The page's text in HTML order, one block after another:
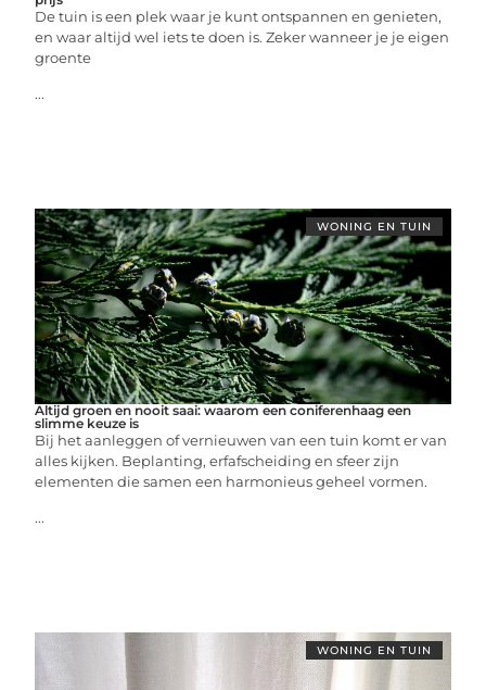
De tuin is een plek waar je kunt ontspannen en genieten,
en waar altijd wel iets te doen is. Zeker wanneer je je eigen
groente
...
WONING EN TUIN
Altijd groen en nooit saai: waarom een coniferenhaag een
slimme keuze is
Bij het aanleggen of vernieuwen van een tuin komt er van
alles kijken. Beplanting, erfafscheiding en sfeer zijn
elementen die samen een harmonieus geheel vormen.
...
WONING EN TUIN